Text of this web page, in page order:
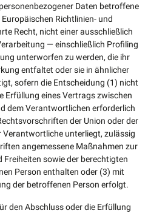
Daten betroffene
Richtlinien- und
Recht, nicht einer ausschließlich
— einschließlich Profiling
unterworfen zu werden, die ihr
entfaltet oder sie in ähnlicher
sofern die Entscheidung (1) nicht
Erfüllung eines Vertrags zwischen
dem Verantwortlichen erforderlich
der Union oder der
Verantwortliche unterliegt, zulässig
angemessene Maßnahmen zur
Freiheiten sowie der berechtigten
Person enthalten oder (3) mit
der betroffenen Person erfolgt.
den Abschluss oder die Erfüllung